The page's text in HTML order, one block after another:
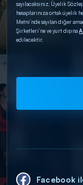
sayılacaksınız. Üyelik
hesaplarınıza ortak üyelik
Metni’nde sayılan diğer
Şirketleri’ne ve yurt dışına
edilecektir.
Facebook